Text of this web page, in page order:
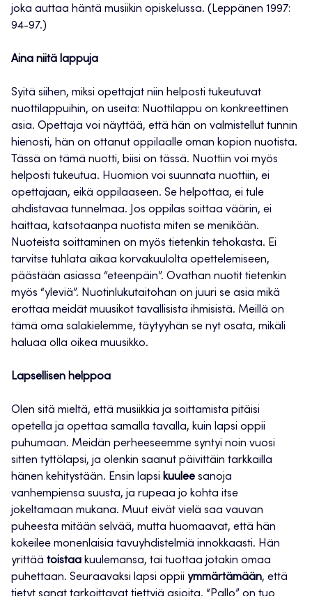
joka auttaa häntä musiikin opiskelussa. (Leppänen 1997:
94-97.)
Aina niitä lappuja
Syitä siihen, miksi opettajat niin helposti tukeutuvat
nuottilappuihin, on useita: Nuottilappu on konkreettinen
asia. Opettaja voi näyttää, että hän on valmistellut tunnin
hienosti, hän on ottanut oppilaalle oman kopion nuotista.
Tässä on tämä nuotti, biisi on tässä. Nuottiin voi myös
helposti tukeutua. Huomion voi suunnata nuottiin, ei
opettajaan, eikä oppilaaseen. Se helpottaa, ei tule
ahdistavaa tunnelmaa. Jos oppilas soittaa väärin, ei
haittaa, katsotaanpa nuotista miten se menikään.
Nuoteista soittaminen on myös tietenkin tehokasta. Ei
tarvitse tuhlata aikaa korvakuulolta opettelemiseen,
päästään asiassa “eteenpäin”. Ovathan nuotit tietenkin
myös “yleviä”. Nuotinlukutaitohan on juuri se asia mikä
erottaa meidät muusikot tavallisista ihmisistä. Meillä on
tämä oma salakielemme, täytyyhän se nyt osata, mikäli
haluaa olla oikea muusikko.
Lapsellisen helppoa
Olen sitä mieltä, että musiikkia ja soittamista pitäisi
opetella ja opettaa samalla tavalla, kuin lapsi oppii
puhumaan. Meidän perheeseemme syntyi noin vuosi
sitten tyttölapsi, ja olenkin saanut päivittäin tarkkailla
hänen kehitystään. Ensin lapsi kuulee sanoja
vanhempiensa suusta, ja rupeaa jo kohta itse
jokeltamaan mukana. Muut eivät vielä saa vauvan
puheesta mitään selvää, mutta huomaavat, että hän
kokeilee monenlaisia tavuyhdistelmiä innokkaasti. Hän
yrittää toistaa kuulemansa, tai tuottaa jotakin omaa
puhettaan. Seuraavaksi lapsi oppii ymmärtämään, että